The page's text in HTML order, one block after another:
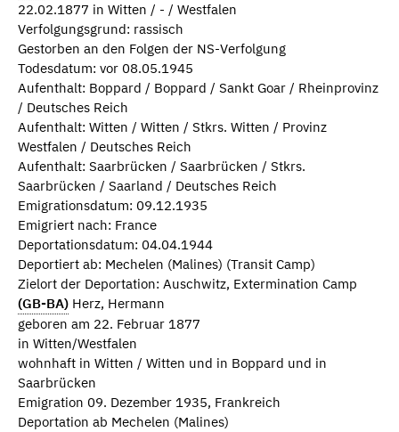
22.02.1877 in Witten / - / Westfalen
Verfolgungsgrund: rassisch
Gestorben an den Folgen der NS-Verfolgung
Todesdatum: vor 08.05.1945
Aufenthalt: Boppard / Boppard / Sankt Goar / Rheinprovinz
/ Deutsches Reich
Aufenthalt: Witten / Witten / Stkrs. Witten / Provinz
Westfalen / Deutsches Reich
Aufenthalt: Saarbrücken / Saarbrücken / Stkrs.
Saarbrücken / Saarland / Deutsches Reich
Emigrationsdatum: 09.12.1935
Emigriert nach: France
Deportationsdatum: 04.04.1944
Deportiert ab: Mechelen (Malines) (Transit Camp)
Zielort der Deportation: Auschwitz, Extermination Camp
(GB-BA) Herz, Hermann
geboren am 22. Februar 1877
in Witten/Westfalen
wohnhaft in Witten / Witten und in Boppard und in
Saarbrücken
Emigration 09. Dezember 1935, Frankreich
Deportation ab Mechelen (Malines)